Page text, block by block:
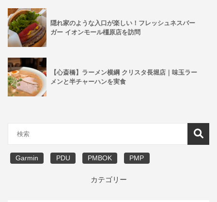
隠れ家のような入口が楽しい！フレッシュネスバー
ガー イオンモール橿原店を訪問
【心斎橋】ラーメン横綱 クリスタ長堀店｜味玉ラー
メンと半チャーハンを実食
Garmin PDU PMBOK PMP
カテゴリー